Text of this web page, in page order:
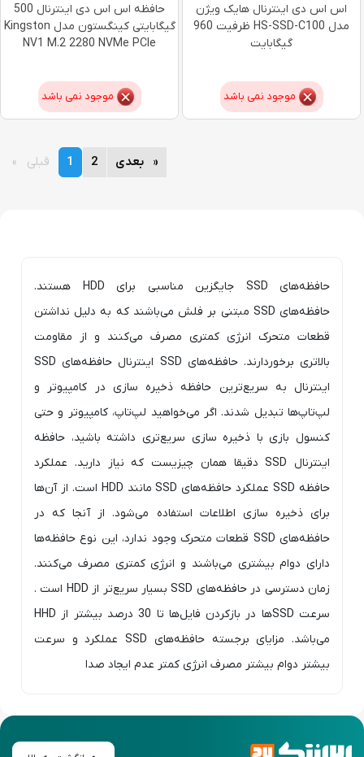
اس اس دی اینترنال هایک ویژن
مدل HS-SSD-C100 ظرفیت 960
گیگابایت
موجود نمی باشد
حافظه اس اس دی اینترنال 500
گیگابایتی کینگستون مدل Kingston
NV1 M.2 2280 NVMe PCIe
موجود نمی باشد
قبلی pageYou're
1 page
2 page
حافظه‌های SSD جایگزین مناسبی برای HDD هستند.
حافظه‌های SSD مبتنی بر فلش می‌باشند که به دلیل نداشتن
قطعات متحرک انرژی کمتری مصرف می‌کنند و از مقاومت
بالاتری برخوردارند. حافظه‌های SSD اینترنال حافظه‌های SSD
اینترنال به سریع‌ترین حافظه ذخیره سازی در کامپیوتر و
لپ‌تاپ‌ها تبدیل شدند. اگر می‌خواهید لپ‌تاپ، کامپیوتر و حتی
کنسول بازی با ذخیره سازی سریع‌تری داشته باشید، حافظه
اینترنال SSD دقیقا همان چیزیست که نیاز دارید. عملکرد
حافظه SSD عملکرد حافظه‌های SSD مانند HDD است. از آن‌ها
برای ذخیره سازی اطلاعات استفاده می‌شود. از آنجا که در
حافظه‌های SSD قطعات متحرک وجود ندارد، این نوع حافظه‌ها
دارای دوام بیشتری می‌باشند و انرژی کمتری مصرف می‌کنند.
زمان دسترسی در حافظه‌های SSD بسیار سریع‌تر از HDD است .
سرعت SSDها در بازکردن فایل‌ها تا 30 درصد بیشتر از HHD
می‌باشد. مزایای برجسته حافظه‌های SSD عملکرد و سرعت
بیشتر دوام بیشتر مصرف انرژی کمتر عدم ایجاد صدا